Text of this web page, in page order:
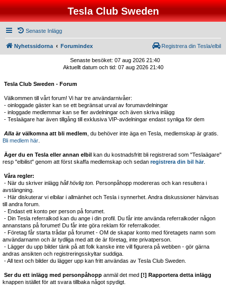
Tesla Club Sweden
Senaste Inlägg
Nyhetssidorna Forumindex Registrera din Tesla/elbil
Senaste besöket: 07 aug 2026 21:40
Aktuellt datum och tid: 07 aug 2026 21:40
Tesla Club Sweden - Forum
Välkommen till vårt forum! Vi har tre användarnivåer:
- oinloggade gäster kan se ett begränsat urval av forumavdelningar
- inloggade medlemmar kan se fler avdelningar och även skriva inlägg
- Teslaägare har även tillgång till exklusiva VIP-avdelningar endast synliga för dem
Alla är välkomna att bli medlem , du behöver inte äga en Tesla, medlemskap är gratis.
Bli medlem här
Äger du en Tesla eller annan elbil kan du kostnadsfritt bli registrerad som "Teslaägare"
resp "elbilist" genom att först skaffa medlemskap och sedan registrera din bil här.
Våra regler:
- När du skriver inlägg håll hövlig ton. Personpåhopp modereras och kan resultera i
avstängning.
- Här diskuterar vi elbilar i allmänhet och Tesla i synnerhet. Andra diskussioner hänvisas
till andra forum.
- Endast ett konto per person på forumet.
- Din Tesla referralkod kan du ange i din profil. Du får inte använda referralkoder någon
annanstans på forumet! Du får inte göra reklam för referralkoder.
- Företag får starta trådar på forumet - OM de skapar konto med företagets namn som
användarnamn och är tydliga med att de är företag, inte privatperson.
- Lägger du upp bilder tänk på att folk kanske inte vill figurera på webben - gör gärna
andras ansikten och registreringsskyltar suddiga.
- All text och bilder du lägger upp kan fritt användas av Tesla Club Sweden.
Ser du ett inlägg med personpåhopp anmäl det med [!] Rapportera detta inlägg
knappen istället för att svara tillbaka något spydigt.